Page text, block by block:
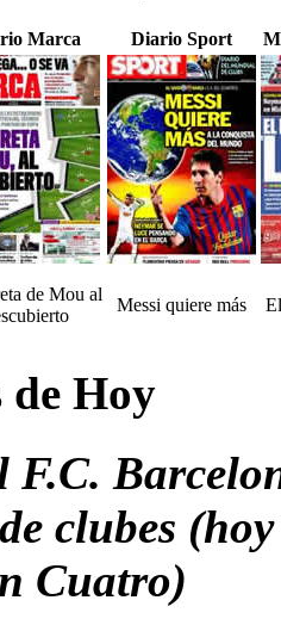
Marca Diario Sport
de Mou al
Messi quiere más
de Hoy
F.C.
clubes
Cuatro)